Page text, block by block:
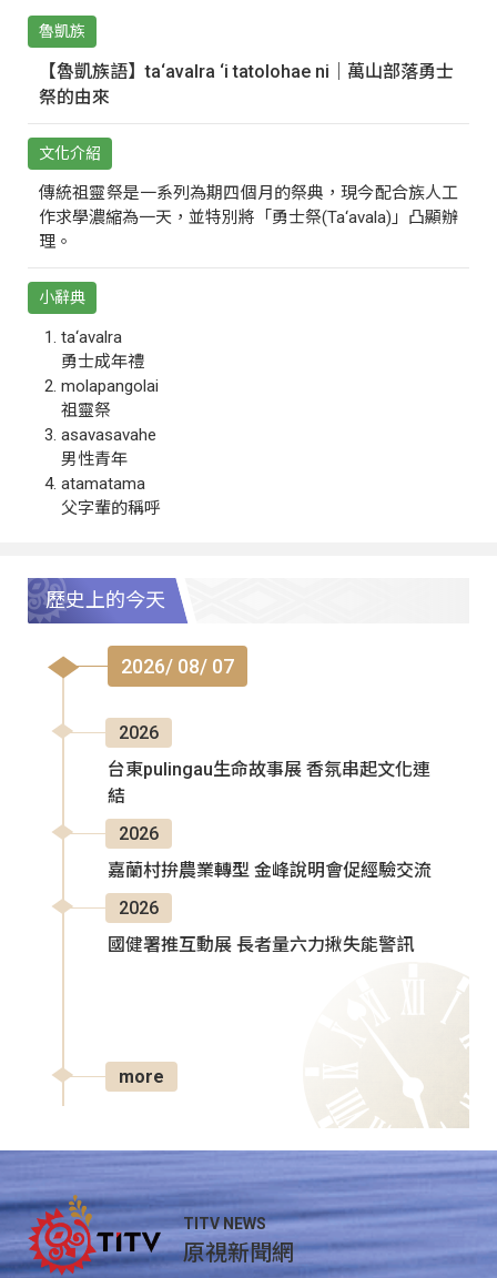
魯凱族
【魯凱族語】ta‘avalra ‘i tatolohae ni｜萬山部落勇士
祭的由來
文化介紹
傳統祖靈祭是一系列為期四個月的祭典，現今配合族人工
作求學濃縮為一天，並特別將「勇士祭(Ta‘avala)」凸顯辦
理。
小辭典
ta‘avalra
勇士成年禮
molapangolai
祖靈祭
asavasavahe
男性青年
atamatama
父字輩的稱呼
歷史上的今天
2026/ 08/ 07
2026
台東pulingau生命故事展 香氛串起文化連
結
2026
嘉蘭村拚農業轉型 金峰說明會促經驗交流
2026
國健署推互動展 長者量六力揪失能警訊
more
TITV NEWS
原視新聞網